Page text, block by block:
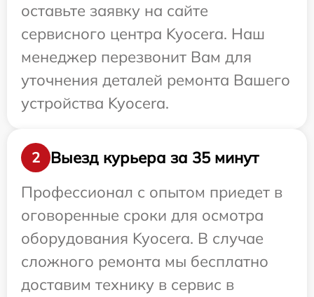
оставьте заявку на сайте
сервисного центра Kyocera. Наш
менеджер перезвонит Вам для
уточнения деталей ремонта Вашего
устройства Kyocera.
2
Выезд курьера за 35 минут
Профессионал с опытом приедет в
оговоренные сроки для осмотра
оборудования Kyocera. В случае
сложного ремонта мы бесплатно
доставим технику в сервис в